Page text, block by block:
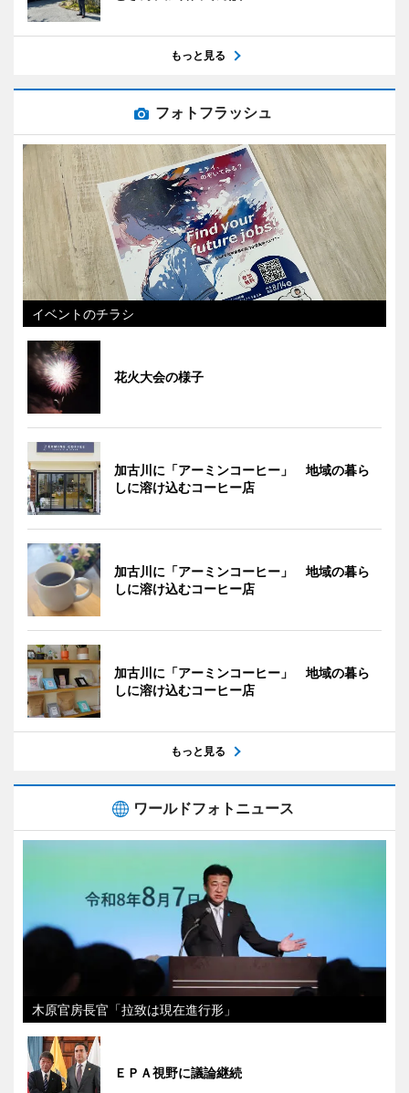
もっと見る
フォトフラッシュ
イベントのチラシ
花火大会の様子
加古川に「アーミンコーヒー」 地域の暮ら
しに溶け込むコーヒー店
加古川に「アーミンコーヒー」 地域の暮ら
しに溶け込むコーヒー店
加古川に「アーミンコーヒー」 地域の暮ら
しに溶け込むコーヒー店
もっと見る
ワールドフォトニュース
木原官房長官「拉致は現在進行形」
ＥＰＡ視野に議論継続